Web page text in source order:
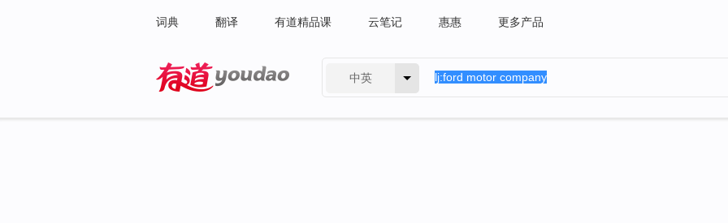
词典 翻译 有道精品课 云笔记 惠惠 更多产品
中英